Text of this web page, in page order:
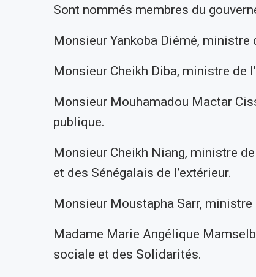
Sont nommés membres du
Monsieur Yankoba Diémé, ministre
Monsieur Cheikh Diba, ministre de
Monsieur Mouhamadou Mactar
publique.
Monsieur Cheikh Niang, ministre
et des Sénégalais de l’extérieur.
Monsieur Moustapha Sarr,
Madame Marie Angélique
sociale et des Solidarités.